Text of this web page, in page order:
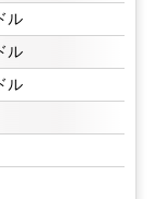
ル
ル
ル
表示が必要です。